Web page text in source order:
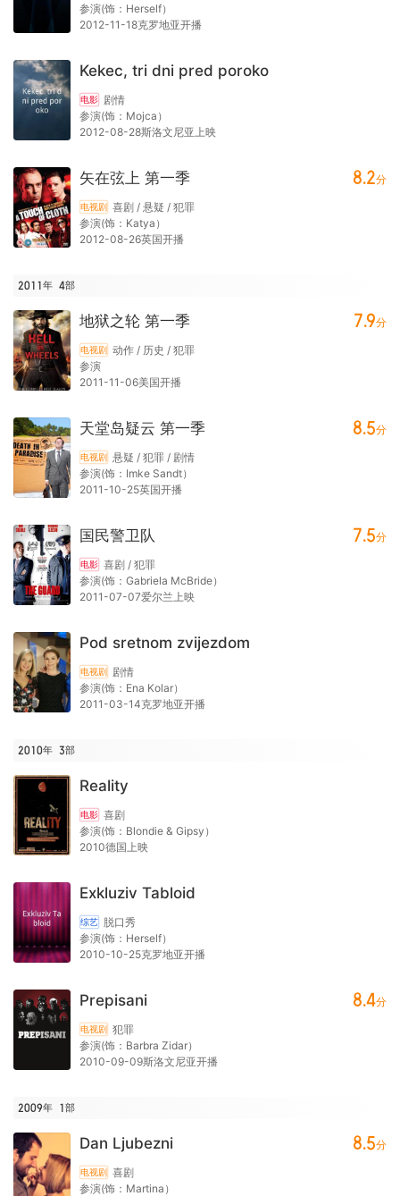
参演(饰：Herself）
2012-11-18克罗地亚开播
Kekec, tri dni pred poroko
电影 剧情
参演(饰：Mojca）
2012-08-28斯洛文尼亚上映
矢在弦上 第一季
电视剧 喜剧 / 悬疑 / 犯罪
参演(饰：Katya）
2012-08-26英国开播
8.2分
2011年 4部
地狱之轮 第一季
电视剧 动作 / 历史 / 犯罪
参演
2011-11-06美国开播
7.9分
天堂岛疑云 第一季
电视剧 悬疑 / 犯罪 / 剧情
参演(饰：Imke Sandt）
2011-10-25英国开播
8.5分
国民警卫队
电影 喜剧 / 犯罪
参演(饰：Gabriela McBride）
2011-07-07爱尔兰上映
7.5分
Pod sretnom zvijezdom
电视剧 剧情
参演(饰：Ena Kolar）
2011-03-14克罗地亚开播
2010年 3部
Reality
电影 喜剧
参演(饰：Blondie & Gipsy）
2010德国上映
Exkluziv Tabloid
综艺 脱口秀
参演(饰：Herself）
2010-10-25克罗地亚开播
Prepisani
电视剧 犯罪
参演(饰：Barbra Zidar）
2010-09-09斯洛文尼亚开播
8.4分
2009年 1部
Dan Ljubezni
电视剧 喜剧
参演(饰：Martina）
8.5分